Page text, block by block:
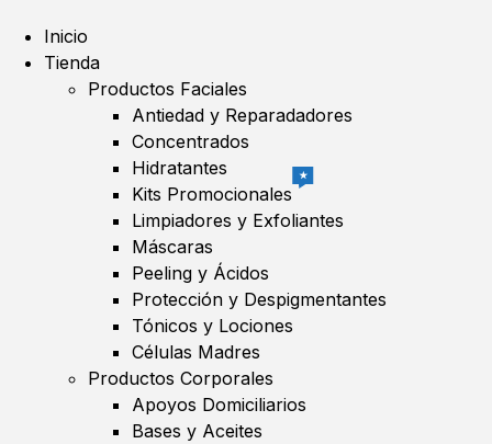
Inicio
Tienda
Productos Faciales
Antiedad y Reparadadores
Concentrados
Hidratantes
Kits Promocionales
★
Limpiadores y Exfoliantes
Máscaras
Peeling y Ácidos
Protección y Despigmentantes
Tónicos y Lociones
Células Madres
Productos Corporales
Apoyos Domiciliarios
Bases y Aceites